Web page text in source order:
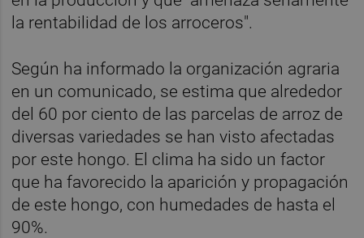
la rentabilidad de los arroceros".
Según ha informado la organización agraria
en un comunicado, se estima que alrededor
del 60 por ciento de las parcelas de arroz de
diversas variedades se han visto afectadas
por este hongo. El clima ha sido un factor
que ha favorecido la aparición y propagación
de este hongo, con humedades de hasta el
90%.